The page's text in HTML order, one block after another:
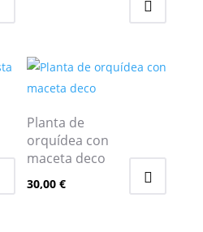
Planta de
orquídea con
maceta deco
30,00€